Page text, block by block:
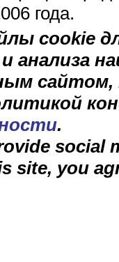
года.
cookie
анализа
.
social
site, you